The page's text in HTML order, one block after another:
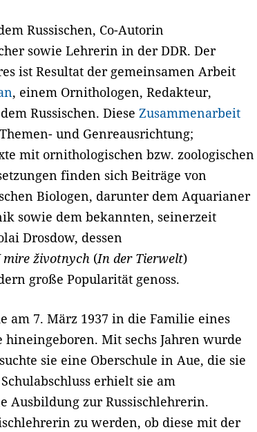
Russischen, Co-Autorin
sowie Lehrerin in der DDR. Der
ist Resultat der gemeinsamen Arbeit
, einem Ornithologen, Redakteur,
Russischen. Diese Zusammenarbeit
und Genreausrichtung;
mit ornithologischen bzw. zoologischen
finden sich Beiträge von
Biologen, darunter dem Aquarianer
sowie dem bekannten, seinerzeit
Drosdow, dessen
mire životnych (In der Tierwelt)
große Popularität genoss.
am 7. März 1937 in die Familie eines
Mit sechs Jahren wurde
sie eine Oberschule in Aue, die sie
erhielt sie am
Ausbildung zur Russischlehrerin.
zu werden, ob diese mit der